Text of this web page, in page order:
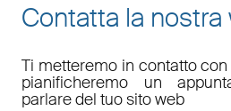
Contatta la
Ti metteremo in contatto
pianificheremo un
parlare del tuo sito web